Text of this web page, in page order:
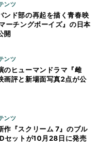
ンツ
ンド部の再起を描く青春映
ーチングボーイズ』の日本
開
ンツ
のヒューマンドラマ『雌
画評と新場面写真2点が公
ンツ
作『スクリーム 7』のブル
セットが10月28日に発売